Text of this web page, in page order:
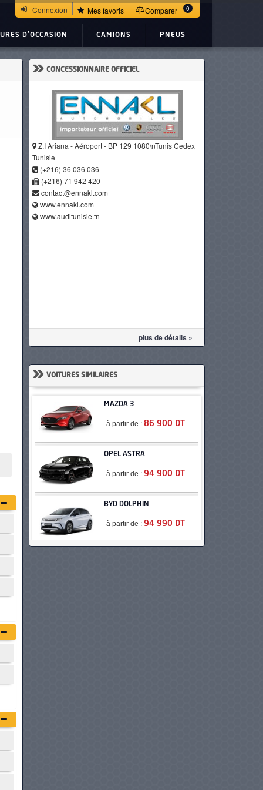
Connexion Mes favoris Comparer 0
D'OCCASION CAMIONS PNEUS
» CONCESSIONNAIRE OFFICIEL
Z.I Ariana - Aéroport - BP 129 1080\nTunis Cedex
Tunisie
(+216) 36 036 036
(+216) 71 942 420
contact@ennakl.com
www.ennakl.com
www.auditunisie.tn
plus de détails »
» VOITURES SIMILAIRES
MAZDA 3
à partir de :86 900 DT
OPEL ASTRA
à partir de :94 900 DT
BYD DOLPHIN
à partir de :94 990 DT